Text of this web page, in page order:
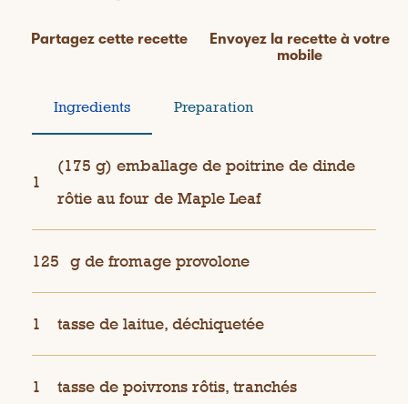
Partagez cette recette
Envoyez la recette à votre
mobile
Ingredients Preparation
1
(175 g) emballage de poitrine de dinde
rôtie au four de Maple Leaf
125 g de fromage provolone
1 tasse de laitue, déchiquetée
1 tasse de poivrons rôtis, tranchés